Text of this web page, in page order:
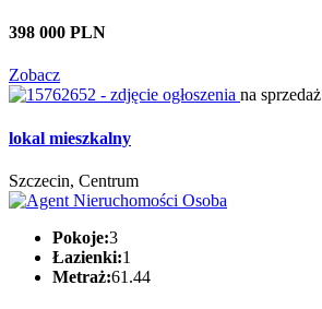
398 000 PLN
Zobacz
na sprzedaż
lokal mieszkalny
Szczecin, Centrum
Pokoje:3
Łazienki:1
Metraż:61.44